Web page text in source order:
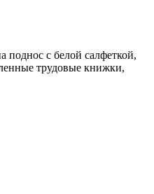
с белой салфеткой,
трудовые книжки,